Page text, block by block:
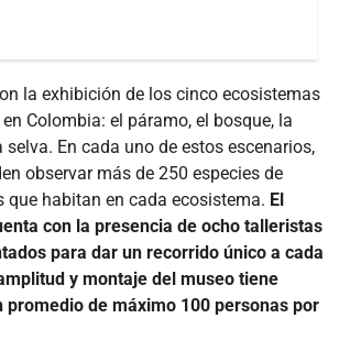
la exhibición de los cinco ecosistemas
Colombia: el páramo, el bosque, la
En cada uno de estos escenarios,
observar más de 250 especies de
que habitan en cada ecosistema. El
con la presencia de ocho talleristas
para dar un recorrido único a cada
y montaje del museo tiene
promedio de máximo 100 personas por